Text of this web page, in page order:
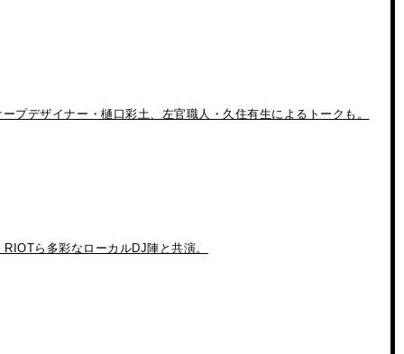
デザイナー・樋口彩土、左官職人・久住有生によるトークも。
ら多彩なローカルDJ陣と共演。